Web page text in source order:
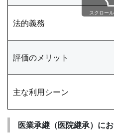
法的義務
評価のメリット
主な利用シーン
スクロー
医業承継（医院継承）に